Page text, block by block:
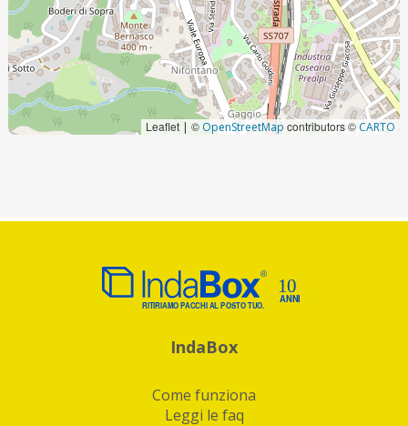
Leaflet | © OpenStreetMapcontributors © CARTO
IndaBox
Come funziona
Leggi le faq